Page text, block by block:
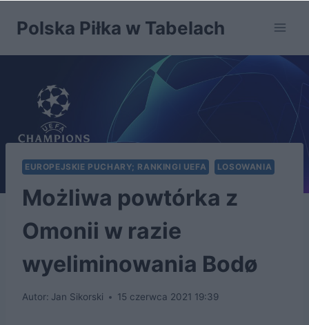
Polska Piłka w Tabelach
EUROPEJSKIE PUCHARY; RANKINGI UEFA LOSOWANIA
Możliwa powtórka z
Omonii w razie
wyeliminowania Bodø
Autor: Jan Sikorski 15 czerwca 2021 19:39